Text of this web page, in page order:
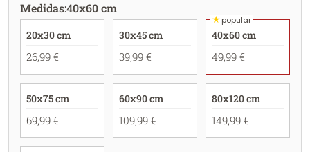
Medidas:40x60 cm
20x30 cm
26,99 €
30x45 cm
39,99 €
★popular
40x60 cm
49,99 €
50x75 cm
69,99 €
60x90 cm
109,99 €
80x120 cm
149,99 €